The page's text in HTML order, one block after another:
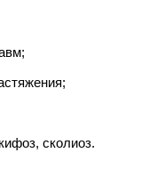
сколиоз.